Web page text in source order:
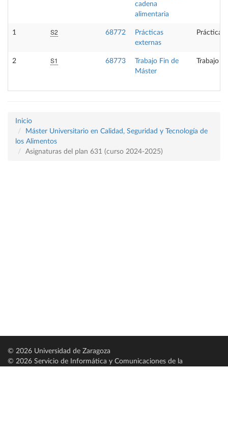
cadena
alimentaria
1 S2 68772
Prácticas
externas
Prácticas
2 S1 68773
Trabajo Fin de
Máster
Trabajo
Inicio
Máster Universitario en Calidad, Seguridad y Tecnología de
los Alimentos
Asignaturas del plan 631 (curso 2024-2025)
© 2026 Universidad de Zaragoza
© 2026 Servicio de Informática y Comunicaciones de la